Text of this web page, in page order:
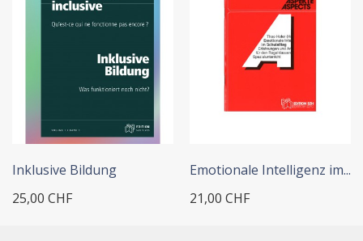
+ IN DEN WARENKORB
Inklusive Bildung
25,00 CHF
Emotionale Intelligenz im...
21,00 CHF